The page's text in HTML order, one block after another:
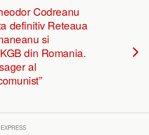
Codreanu
definitiv Reteaua
si
din Romania.
al